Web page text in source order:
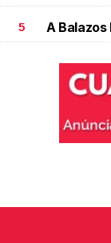
5 A Balazos